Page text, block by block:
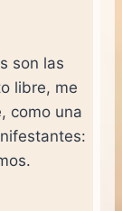
son las
libre, me
como una